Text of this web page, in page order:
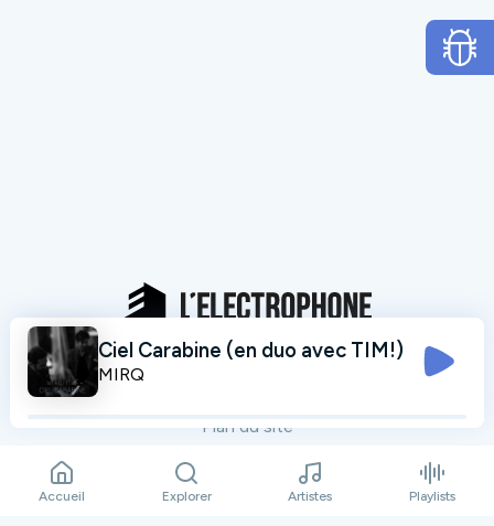
Plan du site
Ciel Carabine (en duo avec TIM!)
MIRQ
Accueil Explorer Artistes Playlists